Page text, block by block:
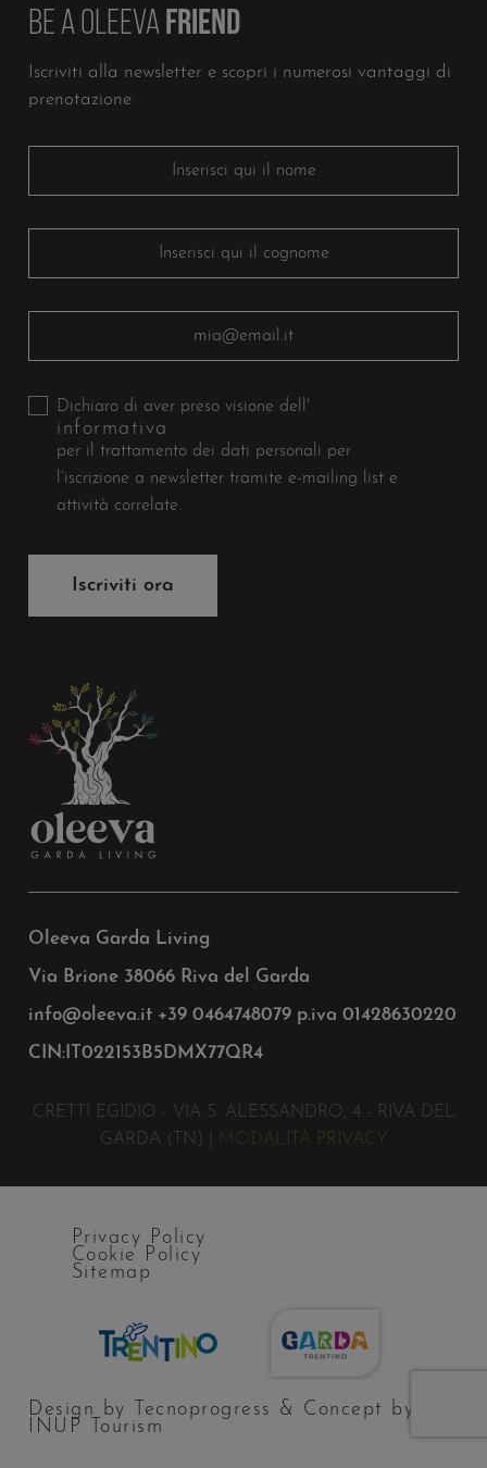
Oleeva Garda Living
Via Brione 38066 Riva del Garda
info@oleeva.it +39 0464748079 p.iva 01428630220
CIN:IT022153B5DMX77QR4
BE A OLEEVAFRIEND
Iscriviti alla newsletter e scopri i numerosi vantaggi di
prenotazione
Lascia questo campo vuoto
Dichiaro di aver preso visione dell'
informativa
per il trattamento dei dati personali per
l’iscrizione a newsletter tramite e-mailing list e
attività correlate.
Iscriviti ora
CRETTI EGIDIO - VIA S. ALESSANDRO, 4 - RIVA DEL
GARDA (TN) |
MODALITÀ PRIVACY
Privacy Policy
Cookie Policy
Sitemap
Design by Tecnoprogress & Concept by
INUP Tourism